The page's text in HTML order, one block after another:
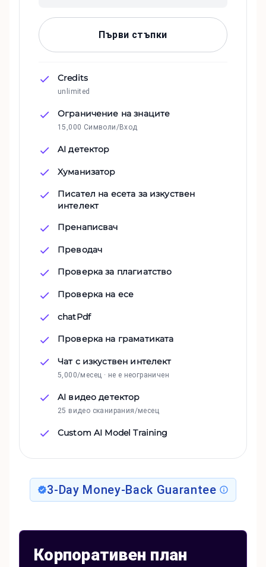
Първи стъпки
Credits
unlimited
Ограничение на знаците
15,000 Символи/Вход
AI детектор
Хуманизатор
Писател на есета за изкуствен
интелект
Пренаписвач
Преводач
Проверка за плагиатство
Проверка на есе
chatPdf
Проверка на граматиката
Чат с изкуствен интелект
5,000/месец · не е неограничен
AI видео детектор
25 видео сканирания/месец
Custom AI Model Training
3-Day Money-Back Guarantee
Корпоративен план